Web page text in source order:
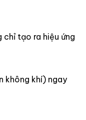
tạo ra hiệu ứng
không khí) ngay